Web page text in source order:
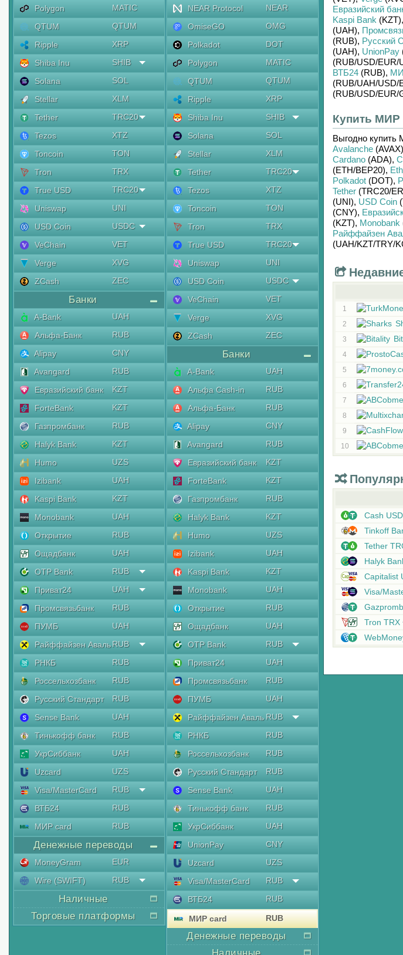
Polygon
MATIC
QTUM
QTUM
Ripple
XRP
Shiba Inu
SHIB
Solana
SOL
Stellar
XLM
Tether
TRC20
Tezos
XTZ
Toncoin
TON
Tron
TRX
True USD
TRC20
Uniswap
UNI
USD Coin
USDC
VeChain
VET
Verge
XVG
ZCash
ZEC
Банки
A-Bank
UAH
Альфа-Банк
RUB
Alipay
CNY
Avangard
RUB
Евразийский банк
KZT
ForteBank
KZT
Газпромбанк
RUB
Halyk Bank
KZT
Humo
UZS
Izibank
UAH
Kaspi Bank
KZT
Monobank
UAH
Открытие
RUB
Ощадбанк
UAH
OTP Bank
RUB
Приват24
UAH
Промсвязьбанк
RUB
ПУМБ
UAH
Райффайзен АвальRUB
РНКБ
RUB
Россельхозбанк
RUB
Русский Стандарт
RUB
Sense Bank
UAH
Тинькофф банк
RUB
УкрСиббанк
UAH
Uzcard
UZS
Visa/MasterCard
RUB
ВТБ24
RUB
МИР card
RUB
Денежные переводы
MoneyGram
EUR
Wire (SWIFT)
RUB
Наличные
Торговые платформы
NEAR Protocol
NEAR
OmiseGO
OMG
Polkadot
DOT
Polygon
MATIC
QTUM
QTUM
Ripple
XRP
Shiba Inu
SHIB
Solana
SOL
Stellar
XLM
Tether
TRC20
Tezos
XTZ
Toncoin
TON
Tron
TRX
True USD
TRC20
Uniswap
UNI
USD Coin
USDC
VeChain
VET
Verge
XVG
ZCash
ZEC
Банки
A-Bank
UAH
Альфа Cash-in
RUB
Альфа-Банк
RUB
Alipay
CNY
Avangard
RUB
Евразийский банк
KZT
ForteBank
KZT
Газпромбанк
RUB
Halyk Bank
KZT
Humo
UZS
Izibank
UAH
Kaspi Bank
KZT
Monobank
UAH
Открытие
RUB
Ощадбанк
UAH
OTP Bank
RUB
Приват24
UAH
Промсвязьбанк
RUB
ПУМБ
UAH
Райффайзен Аваль RUB
РНКБ
RUB
Россельхозбанк
RUB
Русский Стандарт
RUB
Sense Bank
UAH
Тинькофф банк
RUB
УкрСиббанк
UAH
UnionPay
CNY
Uzcard
UZS
Visa/MasterCard
RUB
ВТБ24
RUB
МИР card RUB
Денежные переводы
Евразийский
Kaspi Bank (KZT),
(UAH),
(RUB), Русский
(UAH), UnionPay
(RUB/USD/EUR/
ВТБ24(RUB),
(RUB/UAH/USD/
(RUB/USD/EUR/
Купить МИР
Выгодно купить
Avalanche(AVAX)
Cardano(ADA),
(ETH/BEP20),
Polkadot(DOT),
Tether(TRC20/
(UNI), USD Coin
(CNY),
(KZT), Monobank
Райффайзен
(UAH/KZT/TRY/
1
2
3
4
5
6
7
8
9
10
Cash USD
Tinkoff
Tether
Halyk
Capitalist
Visa/
Tron TRX